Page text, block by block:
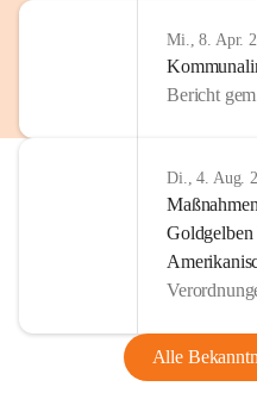
Mi., 8. Apr.
Bericht
Di., 4. Aug.
Goldgelben
Alle